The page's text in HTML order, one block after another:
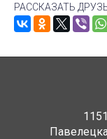
РАССКАЗАТЬ